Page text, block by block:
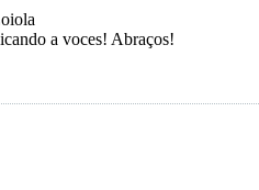
a voces! Abraços!